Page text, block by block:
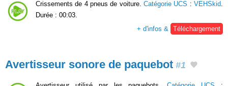
Crissements de 4 pneus de voiture. Catégorie UCS :VEHSkid
Durée : 00:03.
+ d'infos &
Téléchargement
Avertisseur sonore de paquebot #1